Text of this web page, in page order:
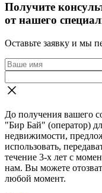
Получите
от нашего
Оставьте заявку и мы
До получения вашего
"Бир Бай" (оператор)
недвижимости,
использовать,
течение 3-х лет с
нам. Вы можете
любой момент.